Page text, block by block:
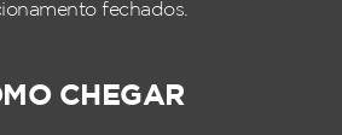
fechados.
CHEGAR